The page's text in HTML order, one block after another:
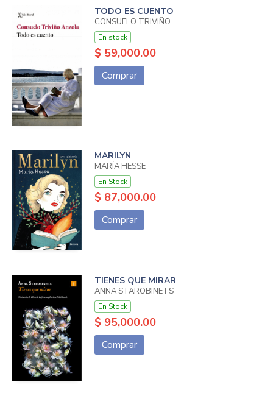
TODO ES CUENTO
CONSUELO TRIVIÑO
En stock
$ 59,000.00
Comprar
MARILYN
MARÍA HESSE
En Stock
$ 87,000.00
Comprar
TIENES QUE MIRAR
ANNA STAROBINETS
En Stock
$ 95,000.00
Comprar